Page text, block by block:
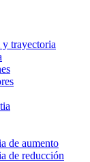
trayectoria
de aumento
de reducción